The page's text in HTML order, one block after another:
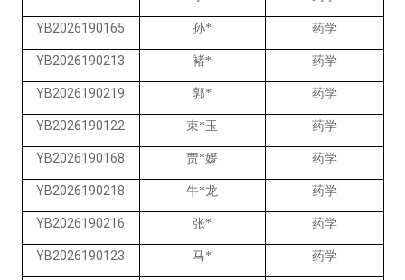
YB2026190165 孙* 药学
YB2026190213 褚* 药学
YB2026190219 郭* 药学
YB2026190122 束*玉 药学
YB2026190168 贾*媛 药学
YB2026190218 牛*龙 药学
YB2026190216 张* 药学
YB2026190123 马* 药学